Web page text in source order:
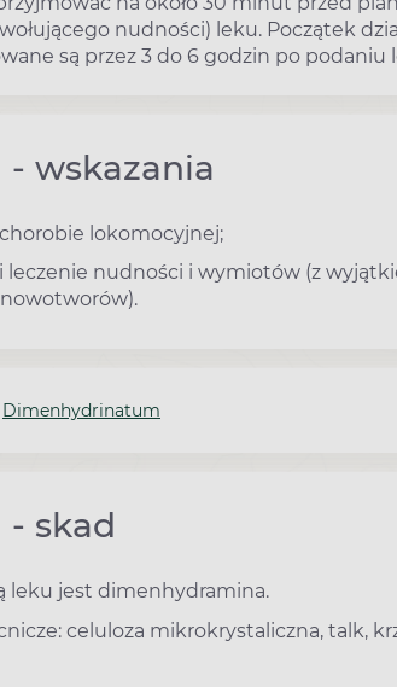
nudności) leku. Początek
są przez 3 do 6 godzin po podaniu
wskazania
chorobie lokomocyjnej;
leczenie nudności i wymiotów (z
Dimenhydrinatum
skad
leku jest dimenhydramina.
celuloza mikrokrystaliczna, talk,